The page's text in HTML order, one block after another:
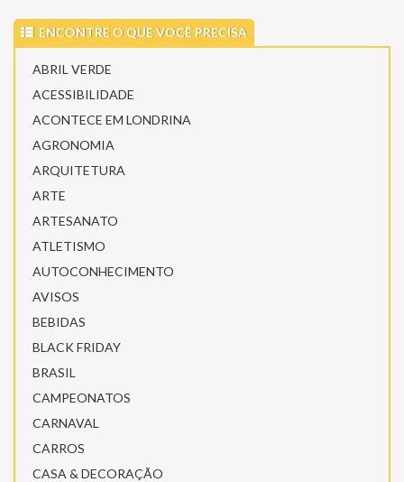
ENCONTRE O QUE VOCÊ PRECISA
ABRIL VERDE
ACESSIBILIDADE
ACONTECE EM LONDRINA
AGRONOMIA
ARQUITETURA
ARTE
ARTESANATO
ATLETISMO
AUTOCONHECIMENTO
AVISOS
BEBIDAS
BLACK FRIDAY
BRASIL
CAMPEONATOS
CARNAVAL
CARROS
CASA & DECORAÇÃO